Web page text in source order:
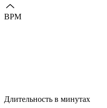
BPM
Длительность в минутах